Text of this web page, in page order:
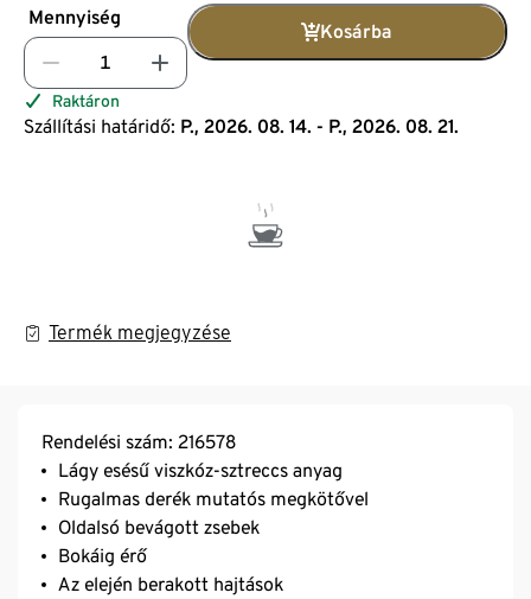
Mennyiség
Kosárba
Raktáron
Szállítási határidő: P., 2026. 08. 14. - P., 2026. 08. 21.
Termék megjegyzése
Rendelési szám: 216578
Lágy esésű viszkóz-sztreccs anyag
Rugalmas derék mutatós megkötővel
Oldalsó bevágott zsebek
Bokáig érő
Az elején berakott hajtások